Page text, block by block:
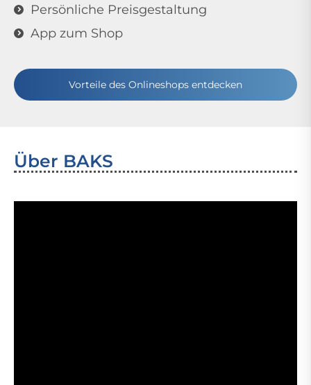
Persönliche Preisgestaltung
App zum Shop
Vorteile des Onlineshops entdecken
Über BAKS